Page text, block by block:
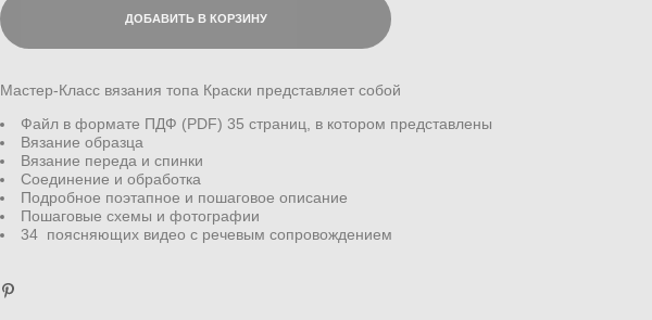
ДОБАВИТЬ В КОРЗИНУ
Мастер-Класс вязания топа Краски представляет собой
Файл в формате ПДФ (PDF) 35 страниц, в котором представлены
Вязание образца
Вязание переда и спинки
Соединение и обработка
Подробное поэтапное и пошаговое описание
Пошаговые схемы и фотографии
34 поясняющих видео с речевым сопровождением